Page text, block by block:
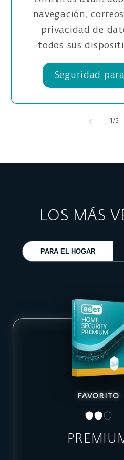
navegación,
privacidad de
todos sus
Seguridad
/de
3
LOS MÁS
PARA EL HOGAR
FAVORITO